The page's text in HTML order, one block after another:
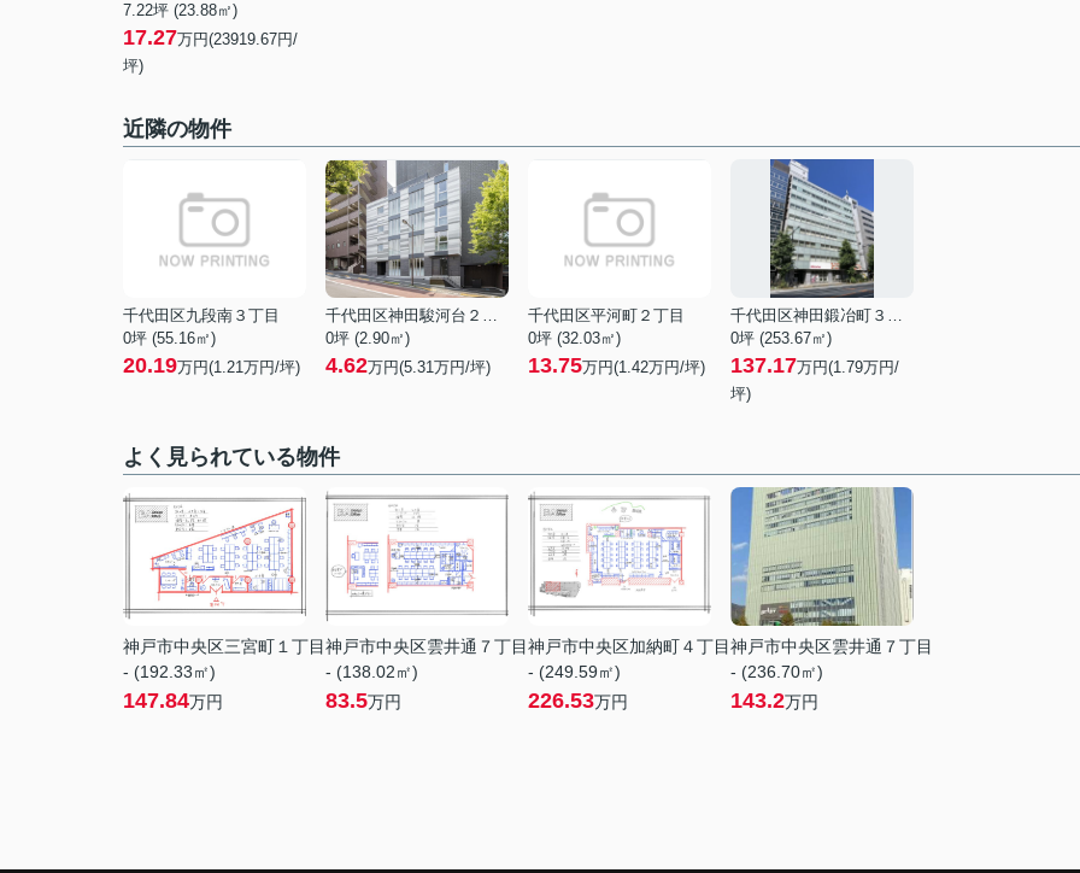
7.22坪 (23.88㎡)
17.27万円(23919.67円/
坪)
近隣の物件
千代田区九段南３丁目
0坪 (55.16㎡)
20.19万円(1.21万円/坪)
千代田区神田駿河台２丁目
0坪 (2.90㎡)
4.62万円(5.31万円/坪)
千代田区平河町２丁目
0坪 (32.03㎡)
13.75万円(1.42万円/坪)
千代田区神田鍛冶町３丁目
0坪 (253.67㎡)
137.17万円(1.79万円/
坪)
よく見られている物件
神戸市中央区三宮町１丁目
- (192.33㎡)
147.84万円
神戸市中央区雲井通７丁目
- (138.02㎡)
83.5万円
神戸市中央区加納町４丁目
- (249.59㎡)
226.53万円
神戸市中央区雲井通７丁目
- (236.70㎡)
143.2万円